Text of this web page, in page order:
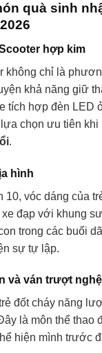
quà sinh
hợp kim
không chỉ là
khả năng giữ
tích hợp đèn LED
chọn ưu tiên khi
.
hình
10, vóc dáng của
xe đạp với khung
trong các buổi
sự tự lập.
và ván trượt
đốt cháy năng
là môn thể thao
hiện mình trước